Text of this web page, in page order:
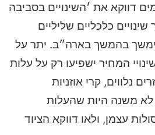
דווקא את ׳השינויים בסביבה
כלכליים שליליים
בהמשך בארה״ב. יתר על
המחיר ישפיעו רק על עלות
נלווים, קרי אוזניות
לא משנה היות שהעלות
עצמן, ולאו דווקא הציוד